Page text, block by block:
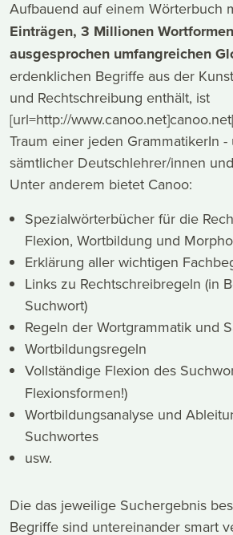
Aufbauend auf einem Wörterbuch
Einträgen, 3 Millionen
ausgesprochen umfangreichen
erdenklichen Begriffe aus der
und Rechtschreibung enthält, ist
[url=http://
Traum einer jeden GrammatikerIn
sämtlicher Deutschlehrer/innen
Unter anderem bietet Canoo:
Spezialwörterbücher für die
Flexion, Wortbildung und
Erklärung aller wichtigen
Links zu Rechtschreibregeln (in
Suchwort)
Regeln der Wortgrammatik und
Wortbildungsregeln
Vollständige Flexion des
Flexionsformen!)
Wortbildungsanalyse und
Suchwortes
usw.
Die das jeweilige Suchergebnis
Begriffe sind untereinander smart